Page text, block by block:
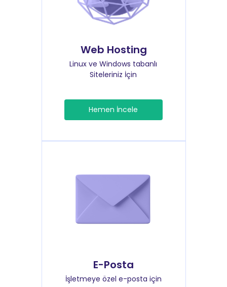
Web Hosting
Linux ve Windows tabanlı
Siteleriniz İçin
Hemen İncele
E-Posta
İşletmeye özel e-posta için